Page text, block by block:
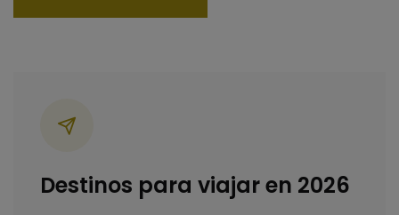
Destinos para viajar en 2026